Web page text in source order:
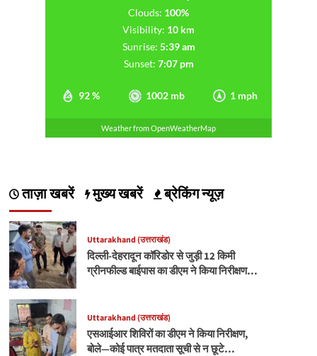
92 % 1002 mb 1 mph
Clouds: 100%
Visibility: 10 km
Sunrise: 5:39 am
Sunset: 7:07 pm
Weather from OpenWeatherMap
ताज़ा खबरें मुख्य खबरें ब्रेकिंग न्यूज़
Uttarakhand (उत्तराखंड)
दिल्ली-देहरादून कॉरिडोर से जुड़ी 12 किमी
ग्रीनफील्ड बाईपास का डीएम ने किया निरीक्षण…
Uttarakhand (उत्तराखंड)
एसआईआर शिविरों का डीएम ने किया निरीक्षण,
बोले—कोई पात्र मतदाता सूची से न छूटे…